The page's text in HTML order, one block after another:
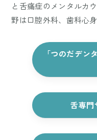
と舌痛症のメンタルカ
野は口腔外科、歯科心身
「つのだデン
舌専門